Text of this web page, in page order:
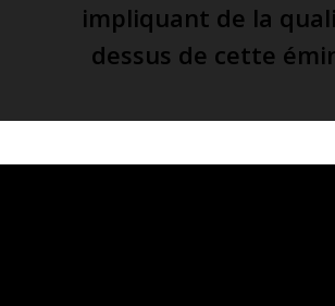
impliquant de la
dessus de cette